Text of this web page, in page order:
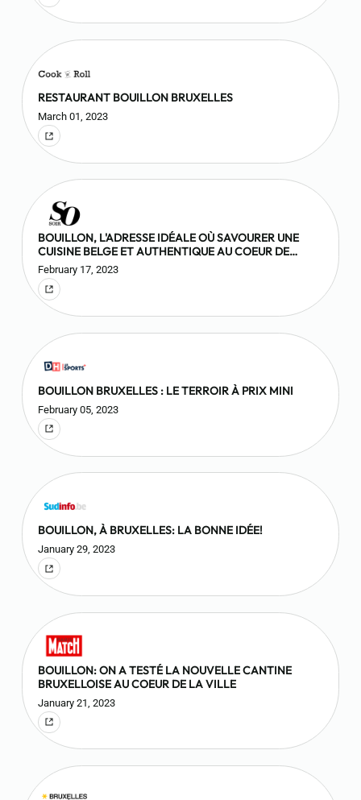
RESTAURANT BOUILLON BRUXELLES
March 01, 2023
BOUILLON, L'ADRESSE IDÉALE OÙ SAVOURER UNE
CUISINE BELGE ET AUTHENTIQUE AU COEUR DE
BRUXELLES
February 17, 2023
BOUILLON BRUXELLES : LE TERROIR À PRIX MINI
February 05, 2023
BOUILLON, À BRUXELLES: LA BONNE IDÉE!
January 29, 2023
BOUILLON: ON A TESTÉ LA NOUVELLE CANTINE
BRUXELLOISE AU COEUR DE LA VILLE
January 21, 2023